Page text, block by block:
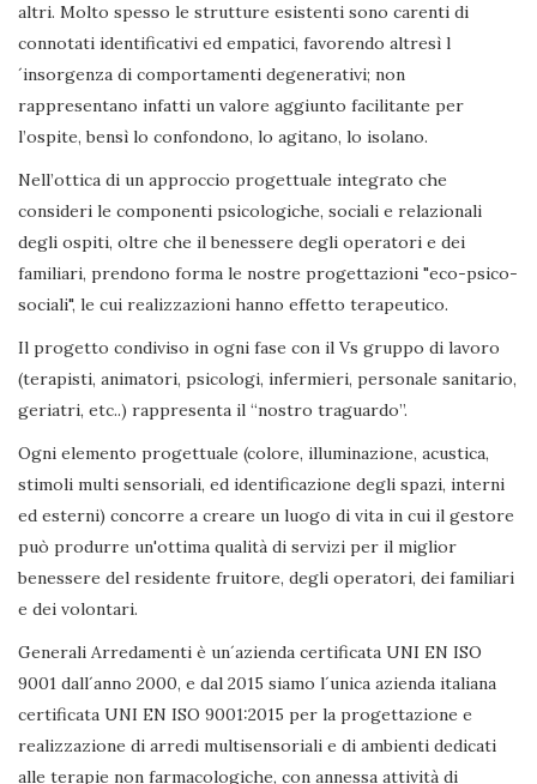
altri. Molto spesso le strutture esistenti sono carenti di
connotati identificativi ed empatici, favorendo altresì l
´insorgenza di comportamenti degenerativi; non
rappresentano infatti un valore aggiunto facilitante per
l’ospite, bensì lo confondono, lo agitano, lo isolano.
Nell’ottica di un approccio progettuale integrato che
consideri le componenti psicologiche, sociali e relazionali
degli ospiti, oltre che il benessere degli operatori e dei
familiari, prendono forma le nostre progettazioni "eco-psico-
sociali", le cui realizzazioni hanno effetto terapeutico.
Il progetto condiviso in ogni fase con il Vs gruppo di lavoro
(terapisti, animatori, psicologi, infermieri, personale sanitario,
geriatri, etc..) rappresenta il “nostro traguardo”.
Ogni elemento progettuale (colore, illuminazione, acustica,
stimoli multi sensoriali, ed identificazione degli spazi, interni
ed esterni) concorre a creare un luogo di vita in cui il gestore
può produrre un'ottima qualità di servizi per il miglior
benessere del residente fruitore, degli operatori, dei familiari
e dei volontari.
Generali Arredamenti è un´azienda certificata UNI EN ISO
9001 dall´anno 2000, e dal 2015 siamo l´unica azienda italiana
certificata UNI EN ISO 9001:2015 per la progettazione e
realizzazione di arredi multisensoriali e di ambienti dedicati
alle terapie non farmacologiche, con annessa attività di